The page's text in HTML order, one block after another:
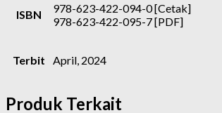
ISBN
978-623-422-094-0 [Cetak]
978-623-422-095-7 [PDF]
Terbit April, 2024
Produk Terkait